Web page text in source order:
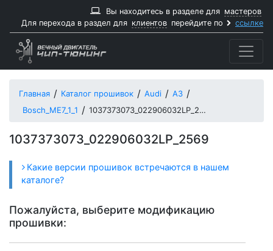
Вы находитесь в разделе для мастеров
Для перехода в раздел для клиентов перейдите по ссылке
Главная Каталог прошивок Audi
A3
Bosch_ME7_1_1
1037373073_022906032LP_2569
1037373073_022906032LP_2569
Какие версии прошивок встречаются в нашем
каталоге?
Пожалуйста, выберите модификацию
прошивки: